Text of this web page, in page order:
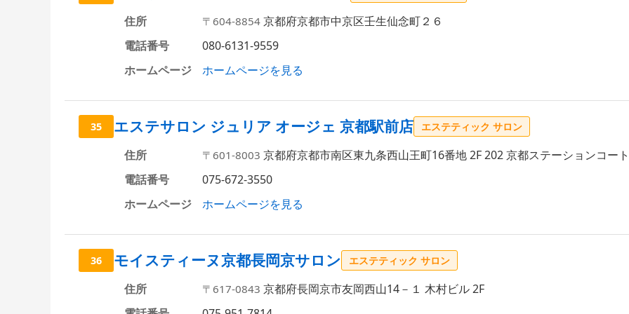
住所 〒604-8854 京都府京都市中京区壬生仙念町２６
電話番号
080-6131-9559
ホームページ
ホームページを見る
35 エステサロン ジュリア オージェ 京都駅前店 エステティック サロン
住所 〒601-8003 京都府京都市南区東九条西山王町16番地 2F 202 京都ステーションコート
電話番号
075-672-3550
ホームページ
ホームページを見る
36 モイスティーヌ京都長岡京サロン エステティック サロン
住所 〒617-0843 京都府長岡京市友岡西山14－１ 木村ビル 2F